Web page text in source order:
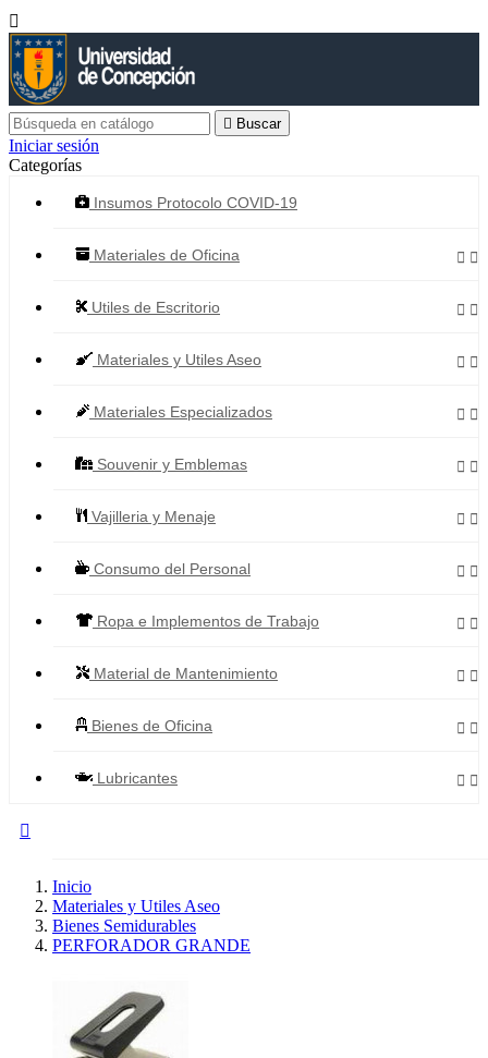

 Buscar
Iniciar sesión
Categorías
Insumos Protocolo COVID-19
Materiales de Oficina  
Utiles de Escritorio  
Materiales y Utiles Aseo  
Materiales Especializados  
Souvenir y Emblemas  
Vajilleria y Menaje  
Consumo del Personal  
Ropa e Implementos de Trabajo  
Material de Mantenimiento  
Bienes de Oficina  
Lubricantes  

Inicio
Materiales y Utiles Aseo
Bienes Semidurables
PERFORADOR GRANDE